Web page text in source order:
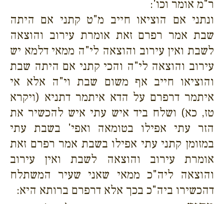
ר"מ אומר וכו':
ונתני אם הוציאו חייב מ"ט קתני אם היתה
שבת אמר רפרם זאת אומרת עירוב והוצאה
לשבת ואין עירוב והוצאה לי"ה ממאי דלמא יש
עירוב והוצאה לי"ה והכי קתני אם היתה שבת
והוציאו חייב אף משום שבת וי"ה אלא אי
איתמר דרפרם על הדא איתמר דתניא (ויקרא
טז, כא) ושלח ביד איש עתי איש להכשיר את
הזר עתי אפילו בטומאה ואפי' בשבת עתי
במזומן קתני עתי אפילו בשבת אמר רפרם זאת
אומרת עירוב והוצאה לשבת ואין עירוב
והוצאה ליה"כ ממאי שאני שעיר המשתלח
דהכשירו ביה"כ בכך אלא דרפרם ברותא היא: